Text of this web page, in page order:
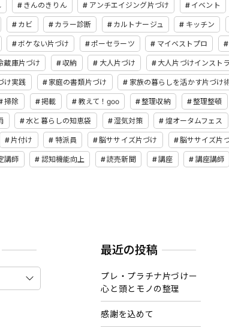
きんのきりん アンチエイジング片づけ イベント
カビ カラー診断 カルトナージュ キッチン
ボケない片づけ ポーセラーツ マイベストプロ
蔵庫片づけ 収納 大人片づけ 大人片づけインスト
け実践 家庭の書類片づけ 家族の暮らしを活かす片づけ
掃除 掲載 教えて！goo 整理収納 整理整頓
水と暮らしの知恵袋 湿気対策 煌オータムフェス
片付け 特派員 脳ササイズ片づけ 脳ササイズ片
講師 認知機能向上 読売新聞 講座 講座講師
最近の投稿
プレ・プラチナ片づけー
心と頭とモノの整理
感謝を込めて